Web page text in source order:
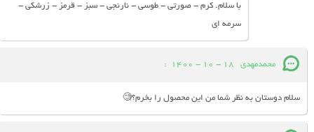
با سلام. کرم - صورتی - طوسی - نارنجی - سبز - قرمز - زرشکی -
سرمه ای
محمدمهدی 18 - 10 - 1400
:
سلام دوستان به نظر شما من این محصول را بخرم؟🧐